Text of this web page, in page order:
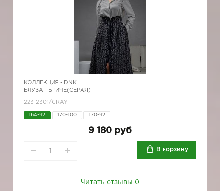
КОЛЛЕКЦИЯ - DNK
БЛУЗА - БРИЧЕ(СЕРАЯ)
223-2301/GRAY
164-92 170-100 170-92
9 180 руб
В корзину
Читать отзывы 0